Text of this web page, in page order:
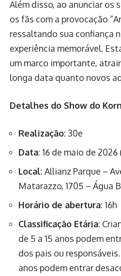
Além disso, ao anunciar os
os fãs com a provocação
ressaltando sua confiança
experiência memorável.
um marco importante,
longa data quanto novos
Detalhes do Show do
Realização: 30e
Data: 16 de maio de 2026
Local: Allianz Parque –
Matarazzo, 1705 – Água
Horário de abertura: 16h
Classificação Etária:
de 5 a 15 anos podem
dos pais ou responsáveis.
anos podem entrar